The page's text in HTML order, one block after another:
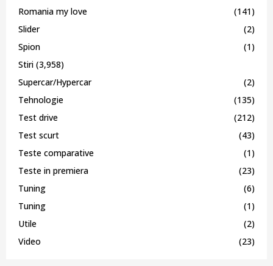
Romania my love
(141)
Slider
(2)
Spion
(1)
Stiri (3,958)
Supercar/Hypercar
(2)
Tehnologie
(135)
Test drive
(212)
Test scurt
(43)
Teste comparative
(1)
Teste in premiera
(23)
Tuning
(6)
Tuning
(1)
Utile
(2)
Video
(23)